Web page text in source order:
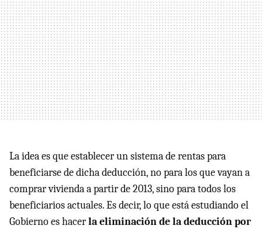
La idea es que establecer un sistema de rentas para
beneficiarse de dicha deducción, no para los que vayan a
comprar vivienda a partir de 2013, sino para todos los
beneficiarios actuales. Es decir, lo que está estudiando el
Gobierno es hacerla eliminación de la deducción por